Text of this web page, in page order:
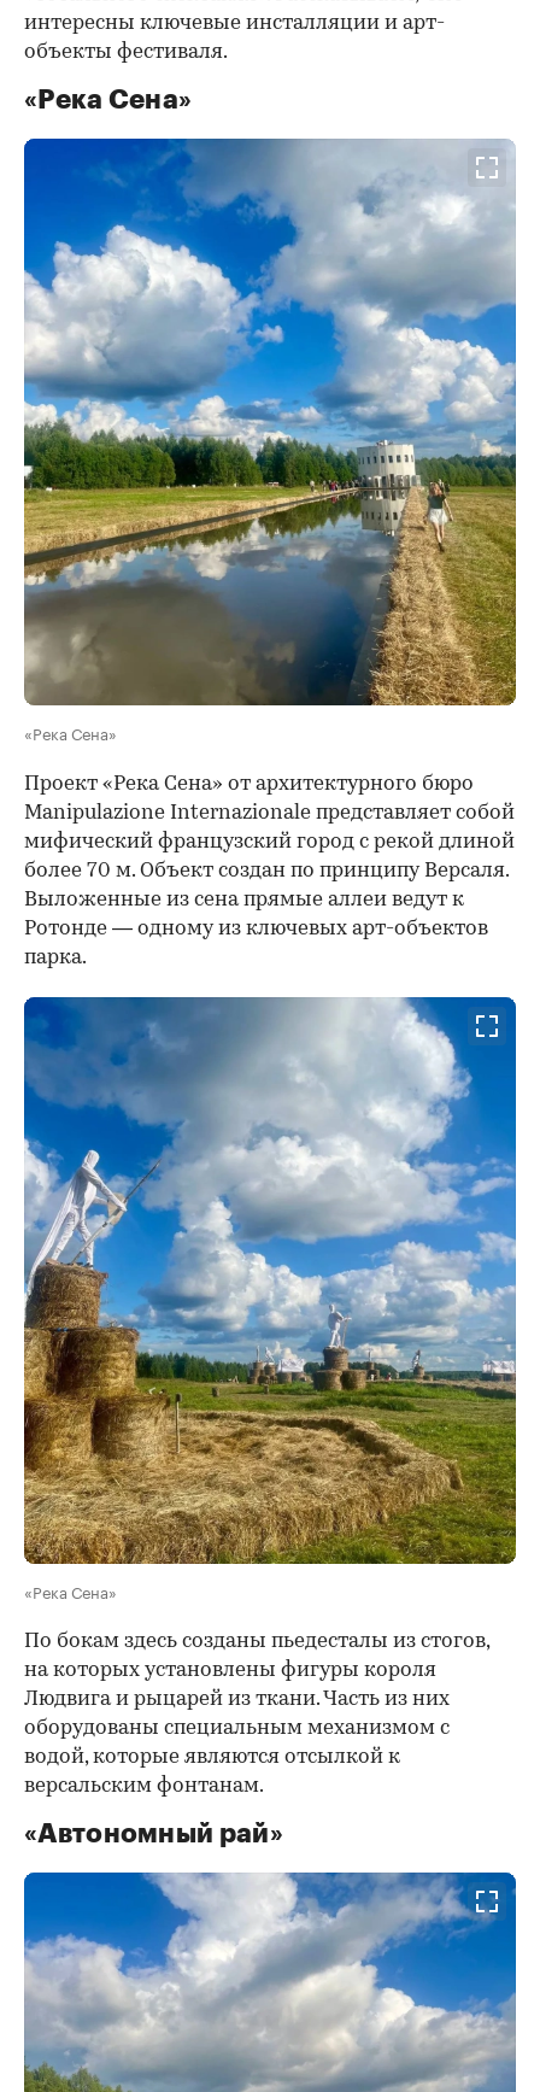
интересны ключевые инсталляции и арт-
объекты фестиваля.
«Река Сена»
«Река Сена»
00:00
Проект «Река Сена» от архитектурного бюро
Manipulazione Internazionale представляет собой
мифический французский город с рекой длиной
более 70 м. Объект создан по принципу Версаля.
Выложенные из сена прямые аллеи ведут к
Ротонде — одному из ключевых арт-объектов
парка.
«Река Сена»
По бокам здесь созданы пьедесталы из стогов,
на которых установлены фигуры короля
Людвига и рыцарей из ткани. Часть из них
оборудованы специальным механизмом с
водой, которые являются отсылкой к
версальским фонтанам.
«Автономный рай»